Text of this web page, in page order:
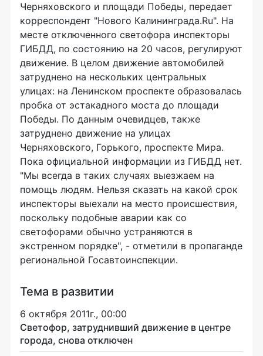
Черняховского и площади Победы, передает
корреспондент "Нового Калининграда.Ru". На
месте отключенного светофора инспекторы
ГИБДД, по состоянию на 20 часов, регулируют
движение. В целом движение автомобилей
затруднено на нескольких центральных
улицах: на Ленинском проспекте образовалась
пробка от эстакадного моста до площади
Победы. По данным очевидцев, также
затруднено движение на улицах
Черняховского, Горького, проспекте Мира.
Пока официальной информации из ГИБДД нет.
"Мы всегда в таких случаях выезжаем на
помощь людям. Нельзя сказать на какой срок
инспекторы выехали на место происшествия,
поскольку подобные аварии как со
светофорами обычно устраняются в
экстренном порядке", - отметили в пропаганде
региональной Госавтоинспекции.
Тема в развитии
6 октября 2011г., 00:00
Светофор, затруднивший движение в центре
города, снова отключен